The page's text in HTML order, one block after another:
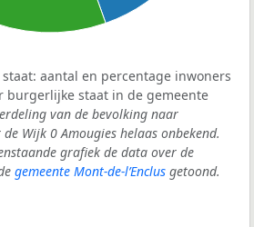
aantal en percentage inwoners
burgerlijke staat in de gemeente
van de bevolking naar
Wijk 0 Amougies helaas onbekend.
grafiek de data over de
gemeente Mont-de-l’Enclus getoond.